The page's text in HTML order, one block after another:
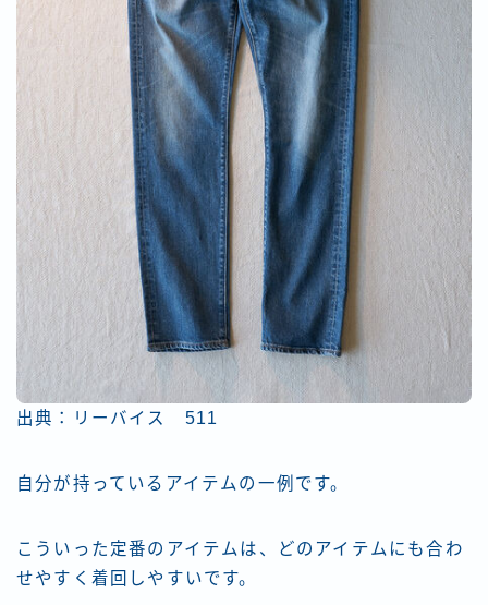
出典：リーバイス 511
自分が持っているアイテムの一例です。
こういった定番のアイテムは、どのアイテムにも合わ
せやすく着回しやすいです。